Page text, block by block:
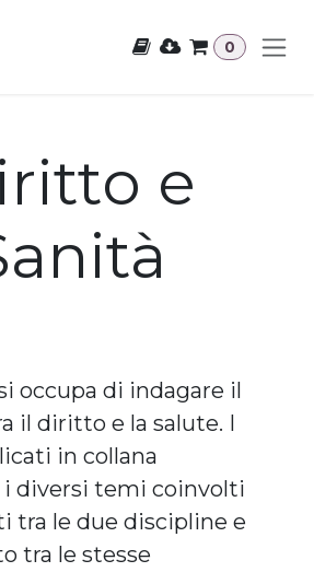
0
e
occupa di indagare il
il diritto e la salute. I
in collana
diversi temi coinvolti
tra le due discipline e
tra le stesse